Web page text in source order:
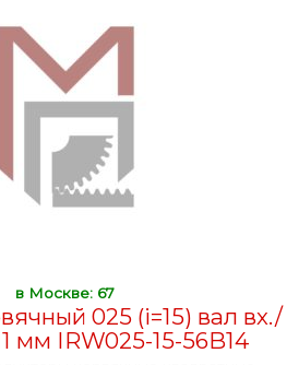
в Москве: 67
025 (i=15) вал вх./
мм IRW025-15-56B14